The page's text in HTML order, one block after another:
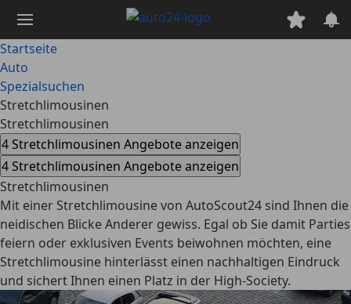
Hauptinhalt
springen
Startseite
Auto
Spezialsuchen
Stretchlimousinen
Stretchlimousinen
4 Stretchlimousinen Angebote anzeigen
4 Stretchlimousinen Angebote anzeigen
Stretchlimousinen
Mit einer Stretchlimousine von AutoScout24 sind Ihnen die
neidischen Blicke Anderer gewiss. Egal ob Sie damit Parties
feiern oder exklusiven Events beiwohnen möchten, eine
Stretchlimousine hinterlässt einen nachhaltigen Eindruck
und sichert Ihnen einen Platz in der High-Society.